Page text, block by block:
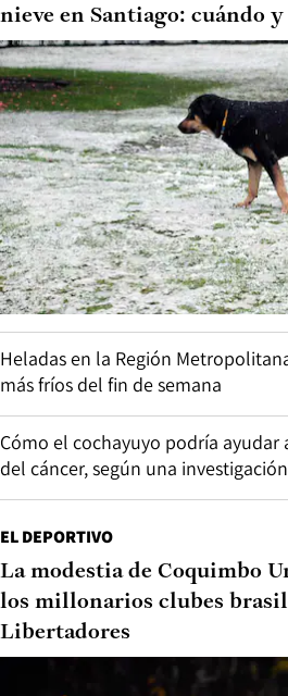
nieve en Santiago: cuándo
Heladas en la Región
más fríos del fin de semana
Cómo el cochayuyo podría ayudar
del cáncer, según una
EL DEPORTIVO
La modestia de Coquimbo
los millonarios clubes
Libertadores